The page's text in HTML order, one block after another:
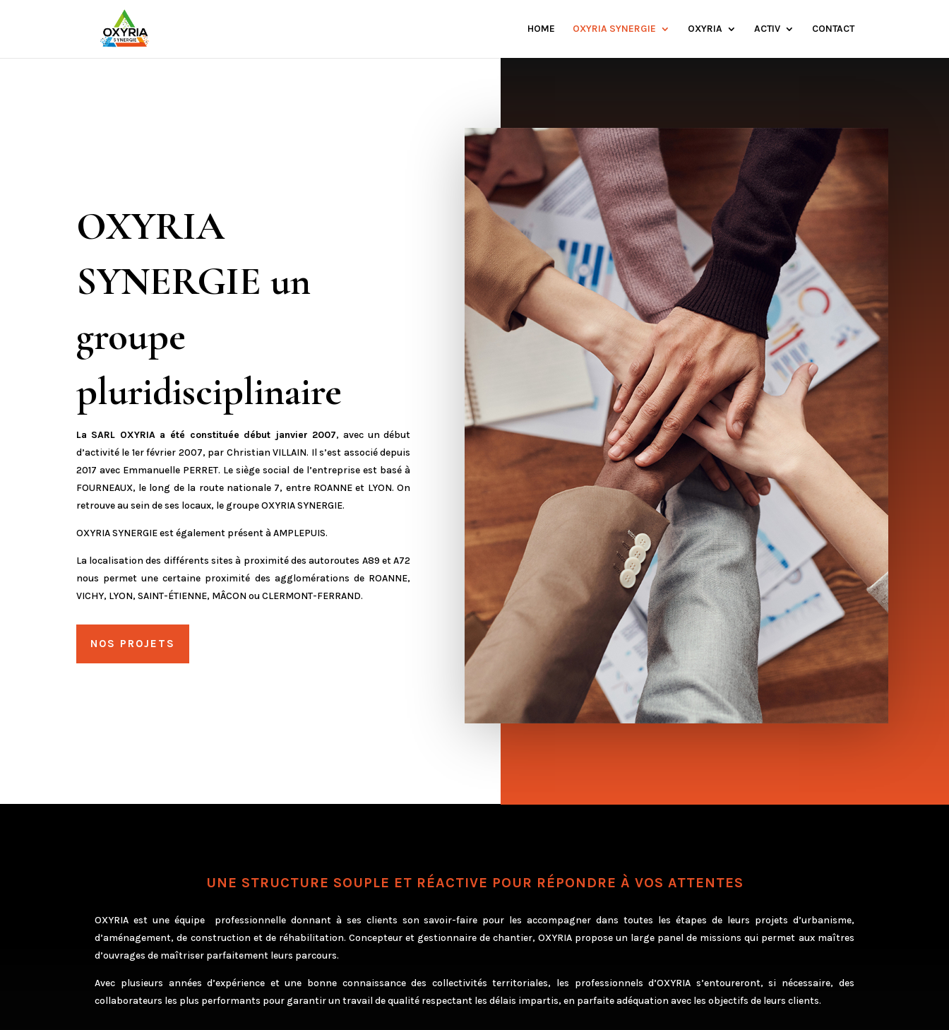
HOME OXYRIA SYNERGIE OXYRIA ACTIV CONTACT
OXYRIA
SYNERGIE un
groupe
pluridisciplinaire
La SARL OXYRIA a été constituée début janvier 2007, avec un début
d’activité le 1er février 2007, par Christian VILLAIN. Il s’est associé depuis
2017 avec Emmanuelle PERRET. Le siège social de l’entreprise est basé à
FOURNEAUX, le long de la route nationale 7, entre ROANNE et LYON. On
retrouve au sein de ses locaux, le groupe OXYRIA SYNERGIE.
OXYRIA SYNERGIE est également présent à AMPLEPUIS.
La localisation des différents sites à proximité des autoroutes A89 et A72
nous permet une certaine proximité des agglomérations de ROANNE,
VICHY, LYON, SAINT-ÉTIENNE, MÂCON ou CLERMONT-FERRAND.
NOS PROJETS
UNE STRUCTURE SOUPLE ET RÉACTIVE POUR RÉPONDRE À VOS ATTENTES
OXYRIA est une équipe professionnelle donnant à ses clients son savoir-faire pour les accompagner dans toutes les étapes de leurs projets d’urbanisme,
d’aménagement, de construction et de réhabilitation. Concepteur et gestionnaire de chantier, OXYRIA propose un large panel de missions qui permet aux maîtres
d’ouvrages de maîtriser parfaitement leurs parcours.
Avec plusieurs années d’expérience et une bonne connaissance des collectivités territoriales, les professionnels d’OXYRIA s’entoureront, si nécessaire, des
collaborateurs les plus performants pour garantir un travail de qualité respectant les délais impartis, en parfaite adéquation avec les objectifs de leurs clients.